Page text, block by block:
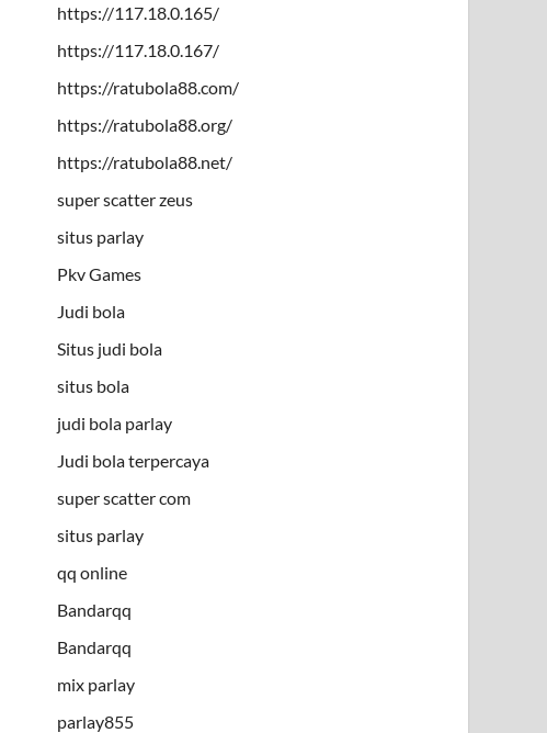
https://117.18.0.165/
https://117.18.0.167/
https://ratubola88.com/
https://ratubola88.org/
https://ratubola88.net/
super scatter zeus
situs parlay
Pkv Games
Judi bola
Situs judi bola
situs bola
judi bola parlay
Judi bola terpercaya
super scatter com
situs parlay
qq online
Bandarqq
Bandarqq
mix parlay
parlay855